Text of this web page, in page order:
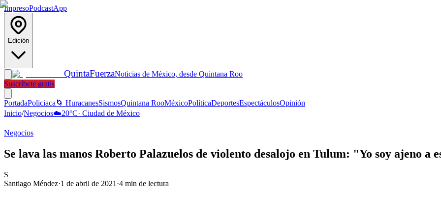
ImpresoPodcastApp
Edición
QuintaFuerzaNoticias de México, desde Quintana Roo
Suscríbete gratis
PortadaPoliciaca 🌀 HuracanesSismosQuintana RooMéxicoPolíticaDeportesEspectáculosOpinión
Inicio/Negocios☁️20°C· Ciudad de México
Negocios
Se lava las manos Roberto Palazuelos de violento desalojo en Tulum: "Yo soy ajeno a
S
Santiago Méndez·1 de abril de 2021 ·4 min de lectura